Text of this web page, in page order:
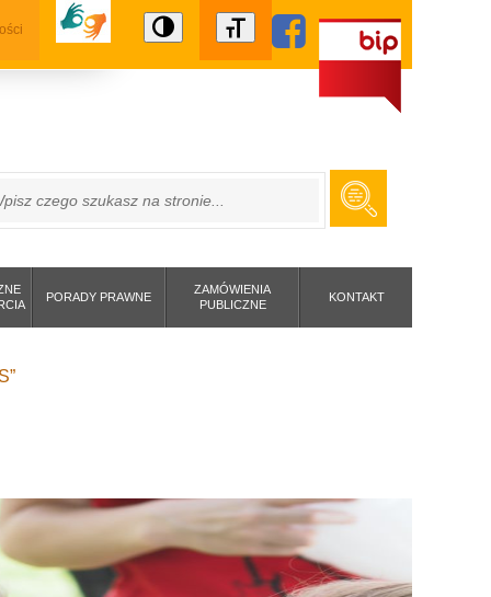
PORADY PRAWNE
ZAMÓWIENIA
PUBLICZNE
KONTAKT